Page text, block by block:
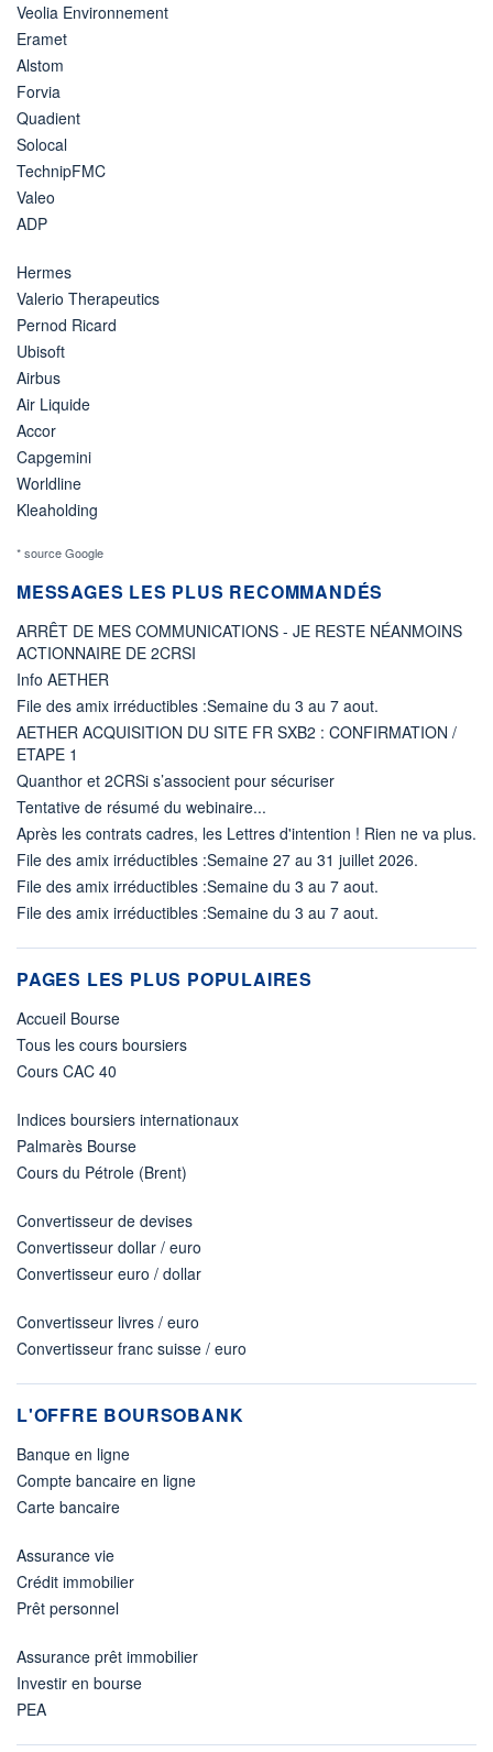
Veolia Environnement
Eramet
Alstom
Forvia
Quadient
Solocal
TechnipFMC
Valeo
ADP
Hermes
Valerio Therapeutics
Pernod Ricard
Ubisoft
Airbus
Air Liquide
Accor
Capgemini
Worldline
Kleaholding
* source Google
MESSAGES LES PLUS RECOMMANDÉS
ARRÊT DE MES COMMUNICATIONS - JE RESTE NÉANMOINS
ACTIONNAIRE DE 2CRSI
Info AETHER
File des amix irréductibles :Semaine du 3 au 7 aout.
AETHER ACQUISITION DU SITE FR SXB2 : CONFIRMATION /
ETAPE 1
Quanthor et 2CRSi s’associent pour sécuriser
Tentative de résumé du webinaire...
Après les contrats cadres, les Lettres d'intention ! Rien ne va plus.
File des amix irréductibles :Semaine 27 au 31 juillet 2026.
File des amix irréductibles :Semaine du 3 au 7 aout.
File des amix irréductibles :Semaine du 3 au 7 aout.
PAGES LES PLUS POPULAIRES
Accueil Bourse
Tous les cours boursiers
Cours CAC 40
Indices boursiers internationaux
Palmarès Bourse
Cours du Pétrole (Brent)
Convertisseur de devises
Convertisseur dollar / euro
Convertisseur euro / dollar
Convertisseur livres / euro
Convertisseur franc suisse / euro
L'OFFRE BOURSOBANK
Banque en ligne
Compte bancaire en ligne
Carte bancaire
Assurance vie
Crédit immobilier
Prêt personnel
Assurance prêt immobilier
Investir en bourse
PEA